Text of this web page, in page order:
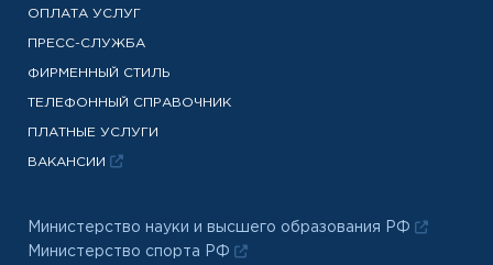
ОПЛАТА УСЛУГ
ПРЕСС-СЛУЖБА
ФИРМЕННЫЙ СТИЛЬ
ТЕЛЕФОННЫЙ СПРАВОЧНИК
ПЛАТНЫЕ УСЛУГИ
ВАКАНСИИ
Министерство науки и высшего образования РФ
Министерство спорта РФ